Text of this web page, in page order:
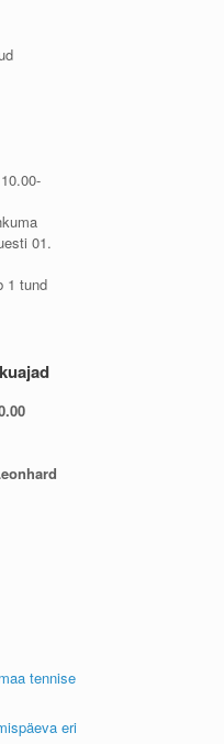
01.
1 tund
tennise
eri